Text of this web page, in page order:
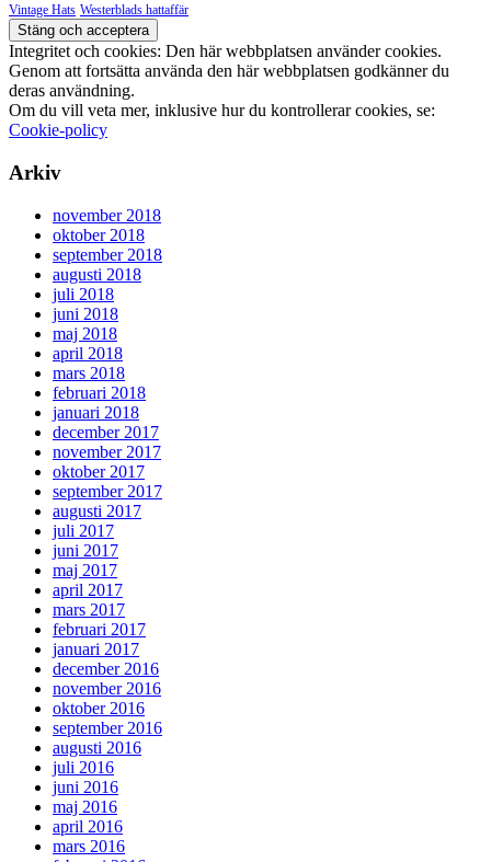
Vintage Hats Westerblads hattaffär
Integritet och cookies: Den här webbplatsen använder cookies.
Genom att fortsätta använda den här webbplatsen godkänner du
deras användning.
Om du vill veta mer, inklusive hur du kontrollerar cookies, se:
Cookie-policy
Arkiv
november 2018
oktober 2018
september 2018
augusti 2018
juli 2018
juni 2018
maj 2018
april 2018
mars 2018
februari 2018
januari 2018
december 2017
november 2017
oktober 2017
september 2017
augusti 2017
juli 2017
juni 2017
maj 2017
april 2017
mars 2017
februari 2017
januari 2017
december 2016
november 2016
oktober 2016
september 2016
augusti 2016
juli 2016
juni 2016
maj 2016
april 2016
mars 2016